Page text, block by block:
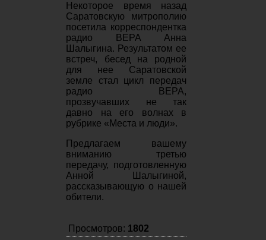
Некоторое время назад
Саратовскую митрополию
посетила корреспондентка
радио ВЕРА Анна
Шалыгина. Результатом ее
встреч, бесед на родной
для нее Саратовской
земле стал цикл передач
радио ВЕРА,
прозвучавших не так
давно на его волнах в
рубрике «Места и люди».
Предлагаем вашему
вниманию третью
передачу, подготовленную
Анной Шалыгиной,
рассказывающую о нашей
обители.
Просмотров: 1802